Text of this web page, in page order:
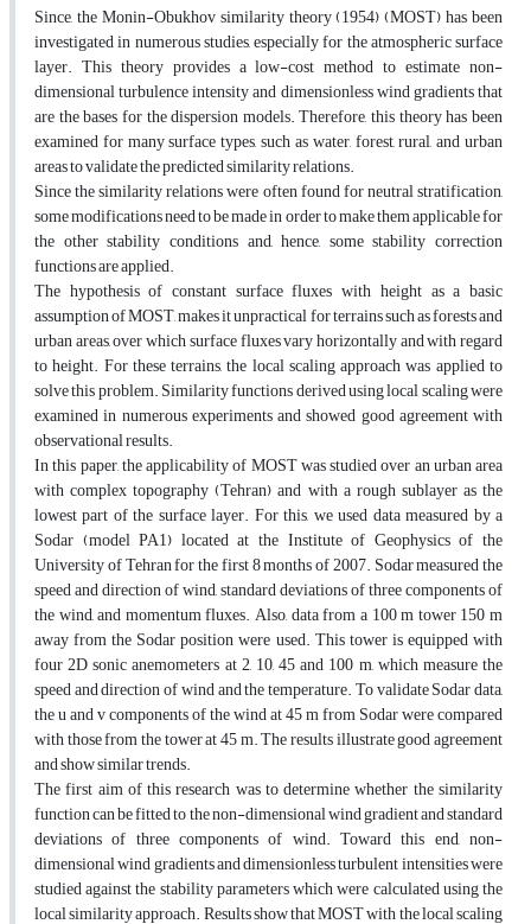
Since, the Monin-Obukhov similarity theory (1954) (MOST) has been
investigated in numerous studies, especially for the atmospheric surface
layer. This theory provides a low-cost method to estimate non-
dimensional turbulence intensity and dimensionless wind gradients that
are the bases for the dispersion models. Therefore, this theory has been
examined for many surface types, such as water, forest, rural, and urban
areas to validate the predicted similarity relations.
Since the similarity relations were often found for neutral stratification,
some modifications need to be made in order to make them applicable for
the other stability conditions and, hence, some stability correction
functions are applied.
The hypothesis of constant surface fluxes with height as a basic
assumption of MOST, makes it unpractical for terrains such as forests and
urban areas, over which surface fluxes vary horizontally and with regard
to height. For these terrains, the local scaling approach was applied to
solve this problem. Similarity functions derived using local scaling were
examined in numerous experiments and showed good agreement with
observational results.
In this paper, the applicability of MOST was studied over an urban area
with complex topography (Tehran) and with a rough sublayer as the
lowest part of the surface layer. For this, we used data measured by a
Sodar (model PA1) located at the Institute of Geophysics of the
University of Tehran for the first 8 months of 2007. Sodar measured the
speed and direction of wind, standard deviations of three components of
the wind, and momentum fluxes. Also, data from a 100 m tower 150 m
away from the Sodar position were used. This tower is equipped with
four 2D sonic anemometers at 2, 10, 45 and 100 m, which measure the
speed and direction of wind and the temperature. To validate Sodar data,
the u and v components of the wind at 45 m from Sodar were compared
with those from the tower at 45 m. The results illustrate good agreement
and show similar trends.
The first aim of this research was to determine whether the similarity
function can be fitted to the non-dimensional wind gradient and standard
deviations of three components of wind. Toward this end, non-
dimensional wind gradients and dimensionless turbulent intensities were
studied against the stability parameters which were calculated using the
local similarity approach. Results show that MOST with the local scaling